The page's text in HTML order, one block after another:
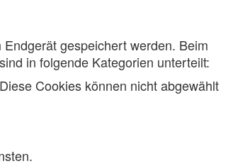
gespeichert werden. Beim
in folgende Kategorien unterteilt:
Cookies können nicht abgewählt